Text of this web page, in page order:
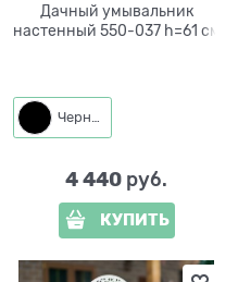
Дачный умывальник
настенный 550-037 h=61 см
Черный
4 440 руб.
КУПИТЬ